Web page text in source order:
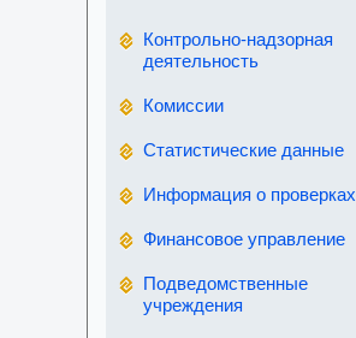
Контрольно-надзорная
деятельность
Комиссии
Статистические данные
Информация о проверках
Финансовое управление
Подведомственные
учреждения